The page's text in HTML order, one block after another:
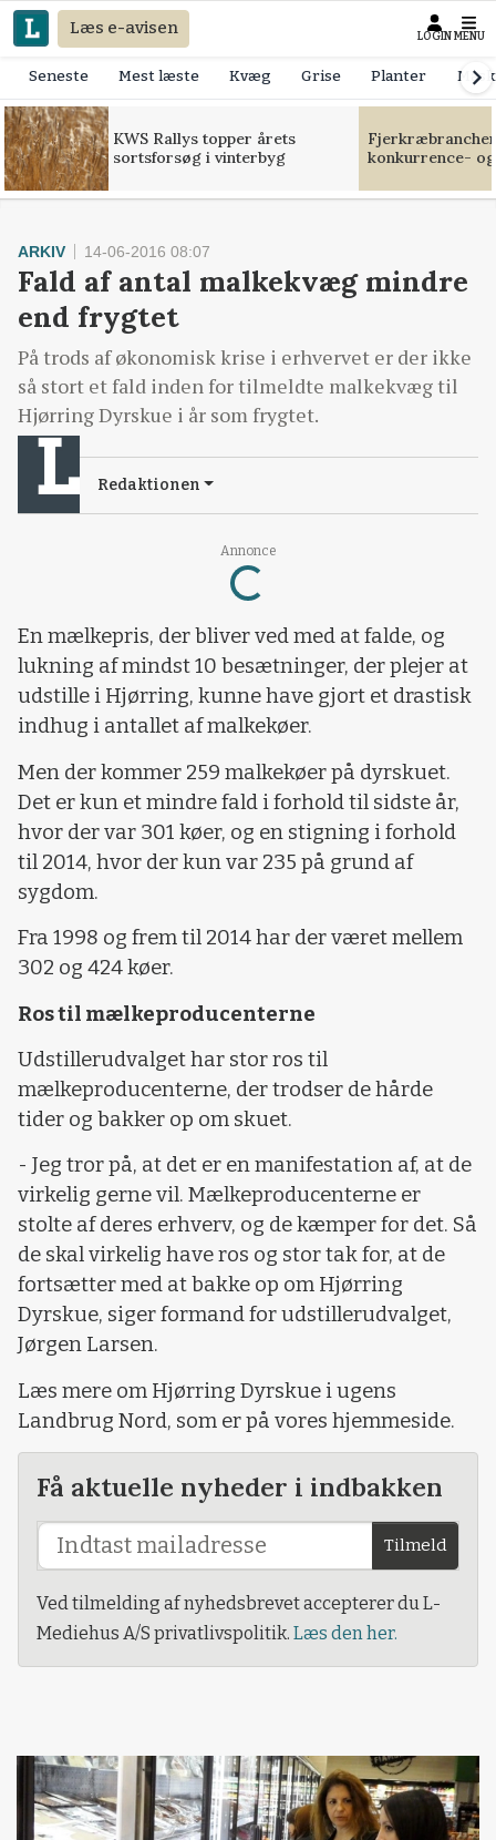
Læs e-avisen LOGIN MENU
Seneste Mest læste Kvæg Grise Planter
KWS Rallys topper årets
sortsforsøg i vinterbyg
konkurrence-
Annonce
Loading...
ARKIV 14-06-2016 08:07
Fald af antal malkekvæg mindre
end frygtet
På trods af økonomisk krise i erhvervet er der ikke
så stort et fald inden for tilmeldte malkekvæg til
Hjørring Dyrskue i år som frygtet.
Redaktionen
En mælkepris, der bliver ved med at falde, og
lukning af mindst 10 besætninger, der plejer at
udstille i Hjørring, kunne have gjort et drastisk
indhug i antallet af malkekøer.
Men der kommer 259 malkekøer på dyrskuet.
Det er kun et mindre fald i forhold til sidste år,
hvor der var 301 køer, og en stigning i forhold
til 2014, hvor der kun var 235 på grund af
sygdom.
Fra 1998 og frem til 2014 har der været mellem
302 og 424 køer.
Ros til mælkeproducenterne
Udstillerudvalget har stor ros til
mælkeproducenterne, der trodser de hårde
tider og bakker op om skuet.
- Jeg tror på, at det er en manifestation af, at de
virkelig gerne vil. Mælkeproducenterne er
stolte af deres erhverv, og de kæmper for det. Så
de skal virkelig have ros og stor tak for, at de
fortsætter med at bakke op om Hjørring
Dyrskue, siger formand for udstillerudvalget,
Jørgen Larsen.
Læs mere om Hjørring Dyrskue i ugens
Landbrug Nord, som er på vores hjemmeside.
Få aktuelle nyheder i indbakken
Tilmeld
Ved tilmelding af nyhedsbrevet accepterer du L-
Mediehus A/S privatlivspolitik. Læs den her.